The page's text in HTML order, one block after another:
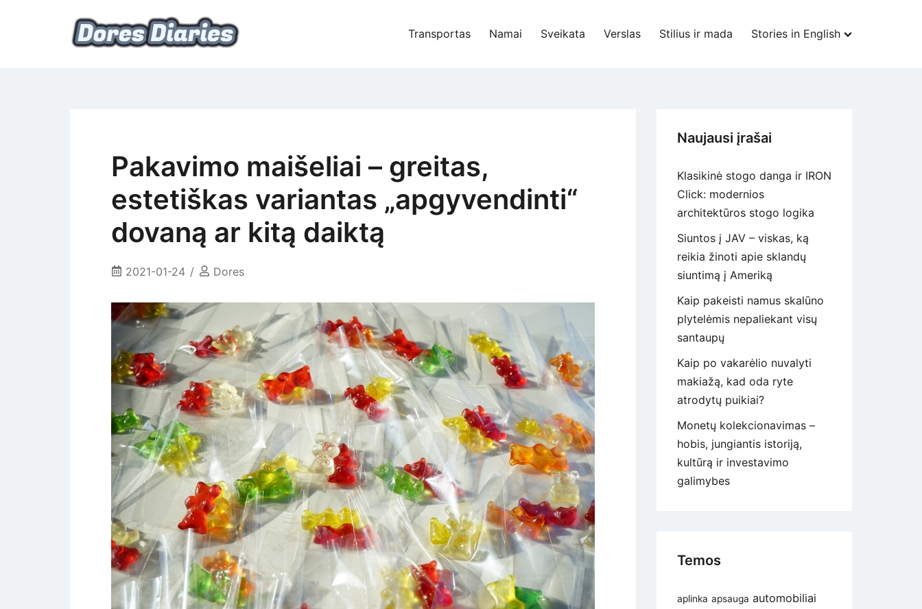
Transportas Namai Sveikata Verslas Stilius ir mada Stories in English
Pakavimo maišeliai – greitas,
estetiškas variantas „apgyvendinti“
dovaną ar kitą daiktą
2021-01-24 Dores
Naujausi įrašai
Klasikinė stogo danga ir IRON
Click: modernios
architektūros stogo logika
Siuntos į JAV – viskas, ką
reikia žinoti apie sklandų
siuntimą į Ameriką
Kaip pakeisti namus skalūno
plytelėmis nepaliekant visų
santaupų
Kaip po vakarėlio nuvalyti
makiažą, kad oda ryte
atrodytų puikiai?
Monetų kolekcionavimas –
hobis, jungiantis istoriją,
kultūrą ir investavimo
galimybes
Temos
aplinka apsauga automobiliai